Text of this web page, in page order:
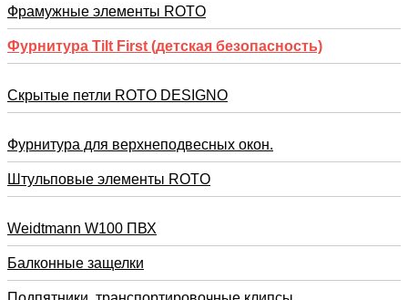
Фрамужные элементы ROTO
Фурнитура Tilt First (детская безопасность)
Скрытые петли ROTO DESIGNO
Фурнитура для верхнеподвесных окон.
Штульповые элементы ROTO
Weidtmann W100 ПВХ
Балконные защелки